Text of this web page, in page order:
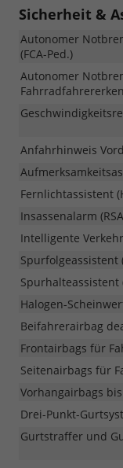
Sicherheit &
Autonomer
(FCA-Ped.)
Autonomer
Anfahrhinweis
Fernlichtassistent
Insassenalarm
Intelligente
Spurfolgeassistent
Spurhalteassistent
Halogen-
Beifahrerairbag
Frontairbags für
Seitenairbags für
Vorhangairbags
Drei-Punkt-
Gurtstraffer und